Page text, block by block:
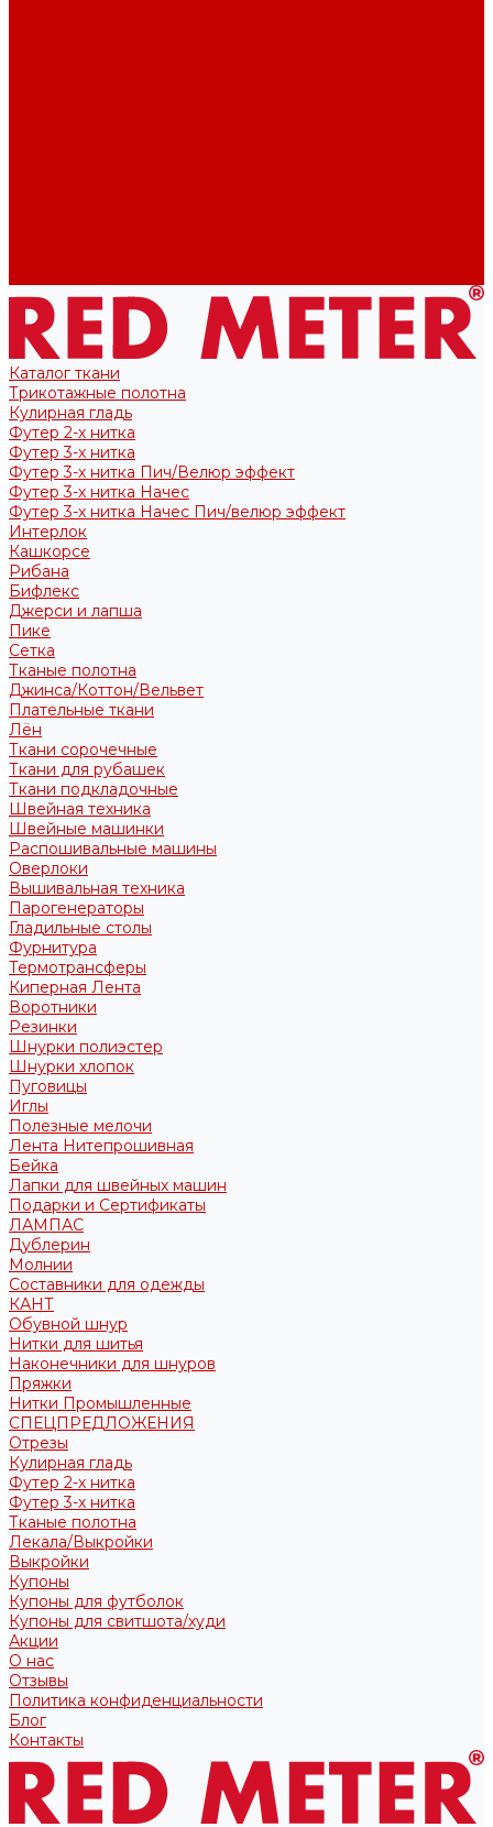
Каталог ткани
Трикотажные полотна
Кулирная гладь
Футер 2-х нитка
Футер 3-х нитка
Футер 3-х нитка Пич/Велюр эффект
Футер 3-х нитка Начес
Футер 3-х нитка Начес Пич/велюр эффект
Интерлок
Кашкорсе
Рибана
Бифлекс
Джерси и лапша
Пике
Сетка
Тканые полотна
Джинса/Коттон/Вельвет
Плательные ткани
Лён
Ткани сорочечные
Ткани для рубашек
Ткани подкладочные
Швейная техника
Швейные машинки
Распошивальные машины
Оверлоки
Вышивальная техника
Парогенераторы
Гладильные столы
Фурнитура
Термотрансферы
Киперная Лента
Воротники
Резинки
Шнурки полиэстер
Шнурки хлопок
Пуговицы
Иглы
Полезные мелочи
Лента Нитепрошивная
Бейка
Лапки для швейных машин
Подарки и Сертификаты
ЛАМПАС
Дублерин
Молнии
Составники для одежды
КАНТ
Обувной шнур
Нитки для шитья
Наконечники для шнуров
Пряжки
Нитки Промышленные
СПЕЦПРЕДЛОЖЕНИЯ
Отрезы
Кулирная гладь
Футер 2-х нитка
Футер 3-х нитка
Тканые полотна
Лекала/Выкройки
Выкройки
Купоны
Купоны для футболок
Купоны для свитшота/худи
Акции
О нас
Отзывы
Политика конфиденциальности
Блог
Контакты